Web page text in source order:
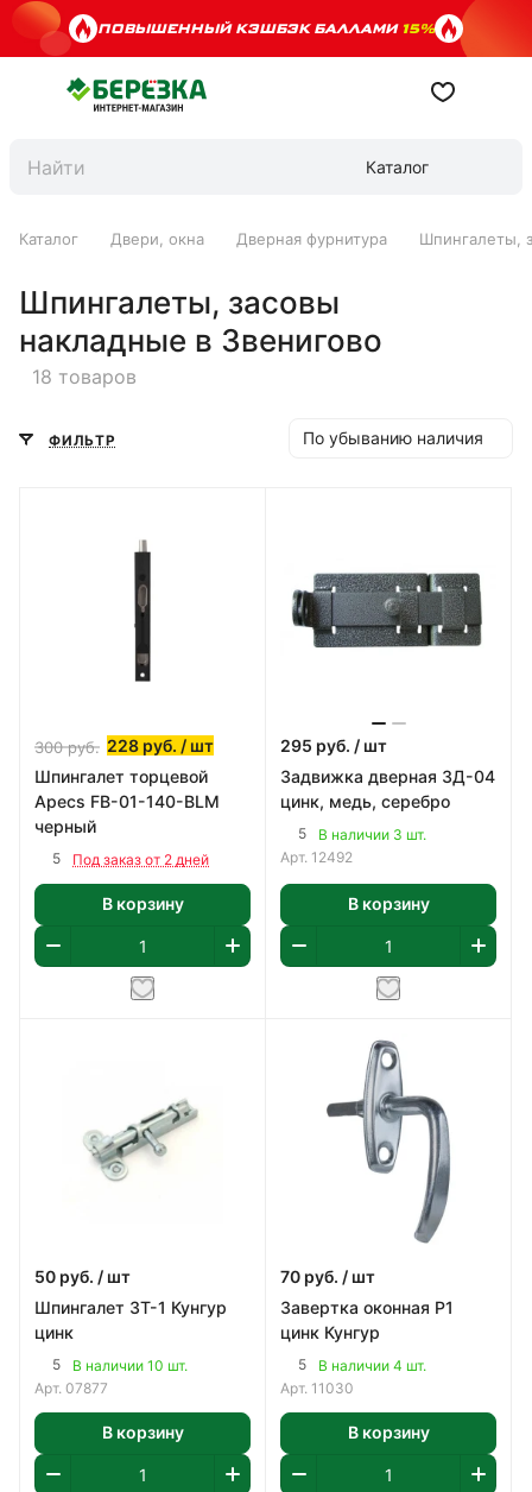
ПОВЫШЕННЫЙ КЭШБЭК БАЛЛАМИ15%
Каталог
Каталог Двери, окна Дверная фурнитура Шпингалеты,
Шпингалеты, засовы
накладные в Звенигово
18 товаров
ФИЛЬТР По убыванию наличия
300руб. 228 руб. / шт
Шпингалет торцевой
Apecs FB-01-140-BLM
черный
5 Под заказ от 2 дней
В корзину
295 руб. / шт
Задвижка дверная ЗД-04
цинк, медь, серебро
5
В наличии 3 шт.
Арт. 12492
В корзину
50 руб. / шт
Шпингалет 3Т-1 Кунгур
цинк
5
В наличии 10 шт.
Арт. 07877
В корзину
70 руб. / шт
Завертка оконная Р1
цинк Кунгур
5
В наличии 4 шт.
Арт. 11030
В корзину